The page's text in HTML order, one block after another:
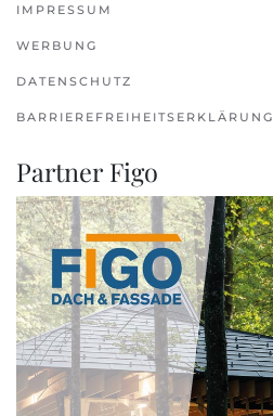
IMPRESSUM
WERBUNG
DATENSCHUTZ
BARRIEREFREIHEITSERKLÄRUNG
Partner Figo